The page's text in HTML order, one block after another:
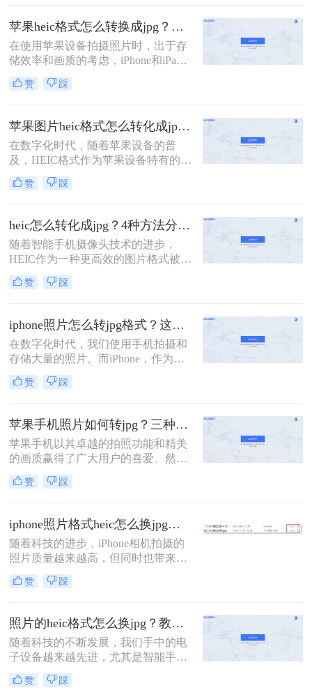
要
设备或软件无法直接打开和编辑HEIC
图片。因此，heic怎么批量转jpg图片
成为了一个常见的需求。本文将为您
介绍几种简单高效的方法，帮助您轻
松实现HEIC到JPG的批量转换。
苹果heic格式怎么转换成jpg？教你5招轻松搞定！
在使用苹果设备拍摄照片时，出于存
储效率和画质的考虑，iPhone和iPad
默认采用HEIC（High Efficiency Image
Format）格式保存照片。然而，这种
支持，特别是在Windows PC和其他非
苹果设备上，经常需要将HEIC格式的
照片转换为更通用的JPG格式。那么
苹果heic格式怎么转换成jpg呢？本文
将向您介绍几种将HEIC转换为JPG的
有效方法。
赞 踩
苹果图片heic格式怎么转化成jpg？这三种方法任你选择！
在数字化时代，随着苹果设备的普
及，HEIC格式作为苹果设备特有的图
片格式，逐渐成为了用户日常拍照和
保存图片的主要方式。然而，由于
设备或软件无法直接打开或编辑该格
式的图片。因此，将HEIC格式转换为
更为通用的JPG格式成为了一个常见
的需求。那么苹果图片heic格式怎么
转化成jpg呢？本文将详细介绍几种将
苹果HEIC格式转换为JPG格式的方
赞 踩
heic怎么转化成jpg？4种方法分享给你！
​随着智能手机摄像头技术的进步，
HEIC作为一种更高效的图片格式被广
泛采用。但JPG格式的兼容性更广，
因此在某些情况下需要将HEIC图片转
呢？本文提供了四种转换方法，每种
方法都配有简短的介绍，帮助您快速
掌握转换技巧。
赞 踩
iphone照片怎么转jpg格式？这两种方法可以迅速转换！
在数字化时代，我们使用手机拍摄和
存储大量的照片。而iPhone，作为一
款备受欢迎的手机品牌，更是拥有出
色的摄影功能。然而，有时候我们可
他格式，比如JPG。本文将为您介绍
iphone照片怎么转jpg格式，以便更好
地管理和共享您的珍贵照片。
赞 踩
苹果手机照片如何转jpg？三种方法轻松解决heic图片转换！
苹果手机以其卓越的拍照功能和精美
的画质赢得了广大用户的喜爱。然
而，由于苹果设备默认的照片格式是
HEIC（High Efficiency Image
平台上可能不如JPG（JPEG）格式普
及和兼容。因此，很多用户需要将苹
果手机上的照片转换为JPG格式以满
足不同的需求。那么苹果手机照片如
何转jpg呢？本文将介绍几种简单的方
法，帮助你轻松实现苹果手机照片到
赞 踩
iphone照片格式heic怎么换jpg？教你4招，快速转换！
随着科技的进步，iPhone相机拍摄的
照片质量越来越高，但同时也带来了
一个问题，那就是照片格式的多样
性。iPhone默认使用HEIC格式来保存
图像质量，但在一些设备和平台上可
能不被广泛支持。因此，将HEIC格式
转换为JPG格式成为了一个常见的需
求。本文将详细介绍iphone照片格式
heic怎么换jpg。
赞 踩
照片的heic格式怎么换jpg？教你4招，无损转换！
随着科技的不断发展，我们手中的电
子设备越来越先进，尤其是智能手
机，其拍照功能日益强大。然而，这
也带来了一些新的问题。对于使用苹
赞 踩